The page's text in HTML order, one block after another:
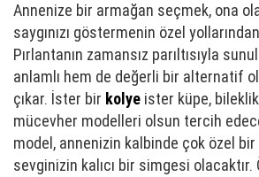
Annenize bir armağan seçmek, ona
saygınızı göstermenin özel
Pırlantanın zamansız parıltısıyla
anlamlı hem de değerli bir alternatif
çıkar. İster bir kolye ister küpe,
mücevher modelleri olsun tercih
model, annenizin kalbinde çok özel
sevginizin kalıcı bir simgesi olacaktır.